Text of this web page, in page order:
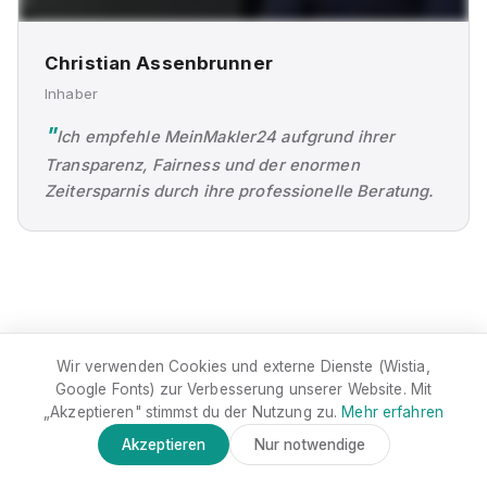
Christian Assenbrunner
Inhaber
Ich empfehle MeinMakler24 aufgrund ihrer
Transparenz, Fairness und der enormen
Zeitersparnis durch ihre professionelle Beratung.
📅
Kostenlose SC3-Analyse Erstgespräch
Wir verwenden Cookies und externe Dienste (Wistia,
Google Fonts) zur Verbesserung unserer Website. Mit
„Akzeptieren" stimmst du der Nutzung zu. Mehr erfahren
Akzeptieren
Nur notwendige